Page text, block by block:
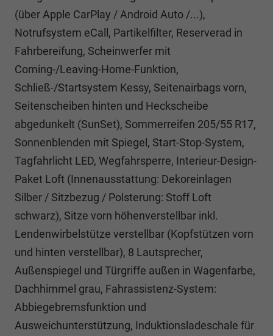
(über Apple CarPlay / Android Auto /...),
Notrufsystem eCall, Partikelfilter, Reserverad in
Fahrbereifung, Scheinwerfer mit
Coming-/Leaving-Home-Funktion,
Schließ-/Startsystem Kessy, Seitenairbags vorn,
Seitenscheiben hinten und Heckscheibe
abgedunkelt (SunSet), Sommerreifen 205/55 R17,
Sonnenblenden mit Spiegel, Start-Stop-System,
Tagfahrlicht LED, Wegfahrsperre, Interieur-Design-
Paket Loft (Innenausstattung: Dekoreinlagen
Silber / Sitzbezug / Polsterung: Stoff Loft
schwarz), Sitze vorn höhenverstellbar inkl.
Lendenwirbelstütze verstellbar (Kopfstützen vorn
und hinten verstellbar), 8 Lautsprecher,
Außenspiegel und Türgriffe außen in Wagenfarbe,
Dachhimmel grau, Fahrassistenz-System:
Abbiegebremsfunktion und
Ausweichunterstützung, Induktionsladeschale für